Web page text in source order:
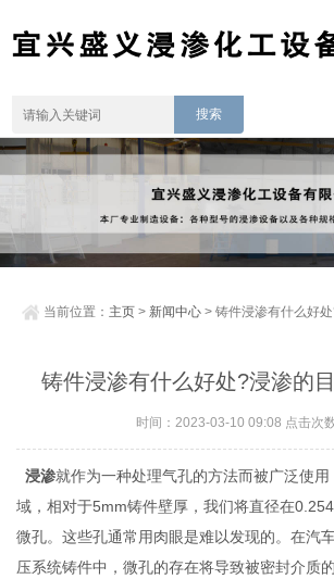
当前位置： 主页 > 新闻中心 > 铸件浸渗有什么好
铸件浸渗有什么好处?浸渗的
时间：2023-03-10 09:08 点击次
浸渗就作为一种处理气孔的方法而被广泛使
域，相对于5mm铸件壁厚，我们将直径在
微孔。这些孔通常用肉眼是难以发现的。在汽
压系统铸件中，微孔的存在将导致被密封介质